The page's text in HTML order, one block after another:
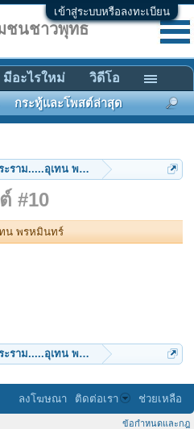
เข้าสู่ระบบหรือลงทะเบียน
ะราม.....อุเทน พรหมินทร์
#10
น พรหมินทร์
ะราม.....อุเทน พรหมินทร์
ชนชาวพุทธ
กระทู้และโพสต์ล่าสุด
มีอะไรใหม่ วิดีโอ
ลงโฆษณา ติดต่อเรา ช่วยเหลือ
ข้อกำหนดและกฎ